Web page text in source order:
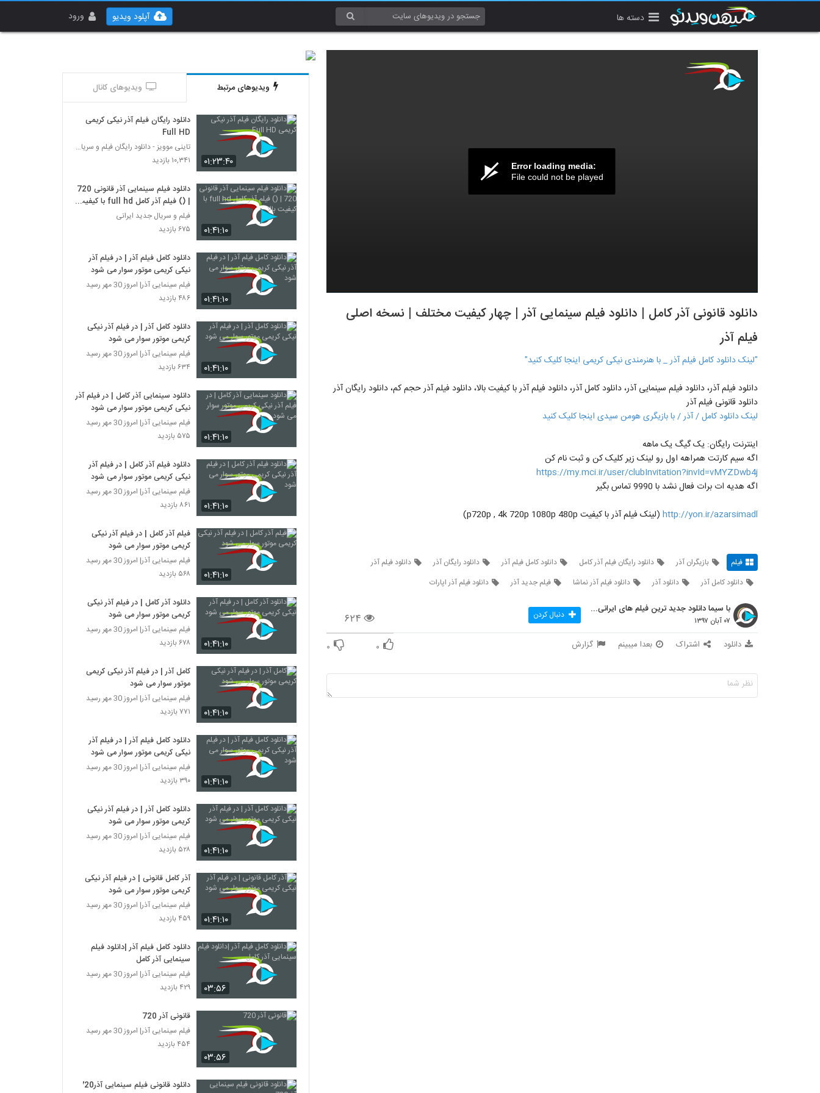
دسته ها ورود آپلود ویدیو
Error loading media:
File could not be played
دانلود قانونی آذر کامل | دانلود فیلم سینمایی آذر | چهار کیفیت مختلف | نسخه اصلی
فیلم آذر
"لینک دانلود کامل فیلم آذر _ با هنرمندی نیکی کریمی اینجا کلیک کنید"
دانلود فیلم آذر، دانلود فیلم سینمایی آذر، دانلود کامل آذر، دانلود فیلم آذر با کیفیت بالا، دانلود فیلم آذر حجم کم، دانلود رایگان آذر
دانلود قانونی فیلم آذر
لینک دانلود کامل / آذر / با بازیگری هومن سیدی اینجا کلیک کنید
اینترنت رایگان: یک گیگ یک ماهه
اگه سیم کارتت همراهه اول رو لینک زیر کلیک کن و ثبت نام کن
https://my.mci.ir/user/clubInvitation?invId=vMYZDwb4j
اگه هدیه ات برات فعال نشد با 9990 تماس بگیر
http://yon.ir/azarsimadl (لینک فیلم آذر با کیفیت p720p , 4k 720p 1080p 480p)
فیلم بازیگران آذر دانلود رایگان فیلم آذر کامل دانلود کامل فیلم آذر دانلود رایگان آذر
دانلود فیلم آذر
دانلود کامل آذر
دانلود آذر دانلود فیلم آذر نماشا فیلم جدید آذر دانلود فیلم آذر اپارات
۶۲۴
با سیما دانلود جدید ترین فیلم های ایرانی را در لحظ
۰۷ آبان ۱۳۹۷ دنبال کردن
دانلود اشتراک بعدا میبینم گزارش ۰ ۰
ویدیوهای مرتبط ویدیوهای کانال
۰۱:۲۳:۴۰
دانلود رایگان فیلم آذر نیکی کریمی
Full HD
تاینی موویز - دانلود رایگان فیلم و سریال ایرانی جد
۱۰,۳۴۱ بازدید
۰۱:۴۱:۱۰
دانلود فیلم سینمایی آذر قانونی 720
| () فیلم آذر کامل full hd با کیفیت
بالا
فیلم و سریال جدید ایرانی
۶۷۵ بازدید
۰۱:۴۱:۱۰
دانلود کامل فیلم آذر | در فیلم آذر
نیکی کریمی موتور سوار می شود
فیلم سینمایی آذر| امروز 30 مهر رسید
۴۸۶ بازدید
۰۱:۴۱:۱۰
دانلود کامل آذر | در فیلم آذر نیکی
کریمی موتور سوار می شود
فیلم سینمایی آذر| امروز 30 مهر رسید
۶۳۴ بازدید
۰۱:۴۱:۱۰
دانلود سینمایی آذر کامل | در فیلم آذر
نیکی کریمی موتور سوار می شود
فیلم سینمایی آذر| امروز 30 مهر رسید
۵۷۵ بازدید
۰۱:۴۱:۱۰
دانلود فیلم آذر کامل | در فیلم آذر
نیکی کریمی موتور سوار می شود
فیلم سینمایی آذر| امروز 30 مهر رسید
۸۶۱ بازدید
۰۱:۴۱:۱۰
فیلم آذر کامل | در فیلم آذر نیکی
کریمی موتور سوار می شود
فیلم سینمایی آذر| امروز 30 مهر رسید
۵۶۸ بازدید
۰۱:۴۱:۱۰
دانلود آذر کامل | در فیلم آذر نیکی
کریمی موتور سوار می شود
فیلم سینمایی آذر| امروز 30 مهر رسید
۶۷۸ بازدید
۰۱:۴۱:۱۰
کامل آذر | در فیلم آذر نیکی کریمی
موتور سوار می شود
فیلم سینمایی آذر| امروز 30 مهر رسید
۷۷۱ بازدید
۰۱:۴۱:۱۰
دانلود کامل فیلم آذر | در فیلم آذر
نیکی کریمی موتور سوار می شود
فیلم سینمایی آذر| امروز 30 مهر رسید
۳۹۰ بازدید
۰۱:۴۱:۱۰
دانلود کامل آذر | در فیلم آذر نیکی
کریمی موتور سوار می شود
فیلم سینمایی آذر| امروز 30 مهر رسید
۵۲۸ بازدید
۰۱:۴۱:۱۰
آذر کامل قانونی | در فیلم آذر نیکی
کریمی موتور سوار می شود
فیلم سینمایی آذر| امروز 30 مهر رسید
۴۵۹ بازدید
۰۳:۵۶
دانلود کامل فیلم آذر |دانلود فیلم
سینمایی آذر کامل
فیلم سینمایی آذر| امروز 30 مهر رسید
۴۲۹ بازدید
۰۳:۵۶
قانونی آذر 720
فیلم سینمایی آذر| امروز 30 مهر رسید
۴۵۴ بازدید
دانلود قانونی فیلم سینمایی آذر720